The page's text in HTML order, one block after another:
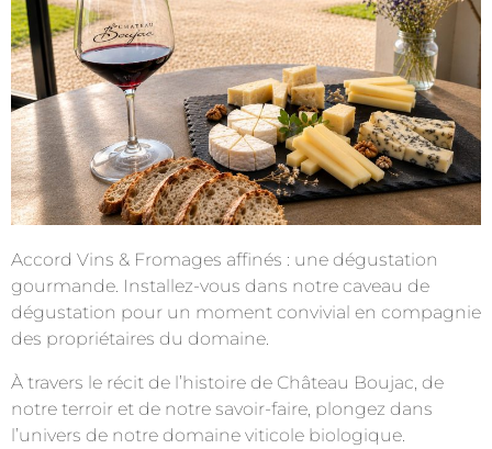
Accord Vins & Fromages affinés : une dégustation
gourmande. Installez-vous dans notre caveau de
dégustation pour un moment convivial en compagnie
des propriétaires du domaine.
À travers le récit de l’histoire de Château Boujac, de
notre terroir et de notre savoir-faire, plongez dans
l’univers de notre domaine viticole biologique.